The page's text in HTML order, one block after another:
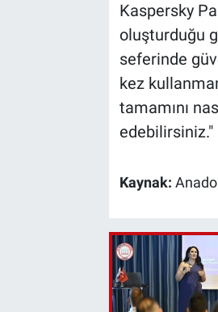
Kaspersky
oluşturduğu
seferinde
kez
tamamını
edebilirsiniz."
Kaynak: